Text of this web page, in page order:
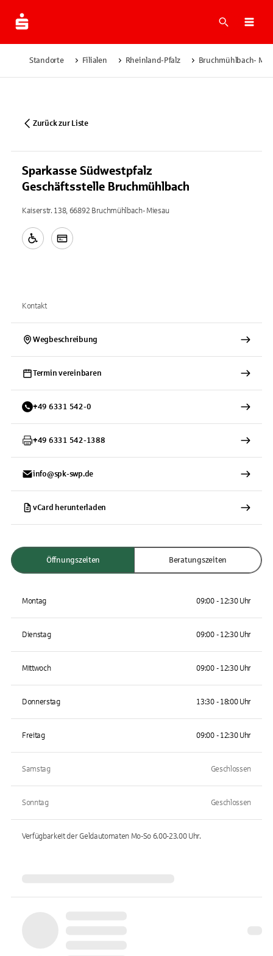
Suche
Standorte Filialen Rheinland-Pfalz Bruchmühlbach-
Zurück zur Liste
Sparkasse Südwestpfalz
Geschäftsstelle Bruchmühlbach
Kaiserstr. 138, 66892 Bruchmühlbach- Miesau
Kontakt
Wegbeschreibung
Termin vereinbaren
+49 6331 542-0
+49 6331 542-1388
info@spk-swp.de
vCard herunterladen
Öffnungszeiten Beratungszeiten
Montag 09:00 - 12:30 Uhr
Dienstag 09:00 - 12:30 Uhr
Mittwoch 09:00 - 12:30 Uhr
Donnerstag 13:30 - 18:00 Uhr
Freitag 09:00 - 12:30 Uhr
Samstag Geschlossen
Sonntag Geschlossen
Verfügbarkeit der Geldautomaten Mo-So 6.00-23.00Uhr.